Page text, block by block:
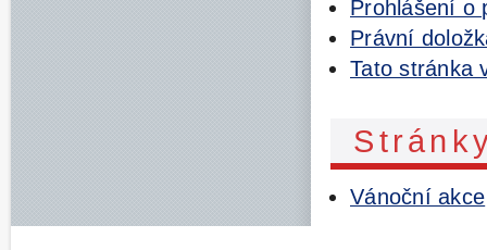
Prohlášení o
Právní
Tato stránka
Vánoční akce